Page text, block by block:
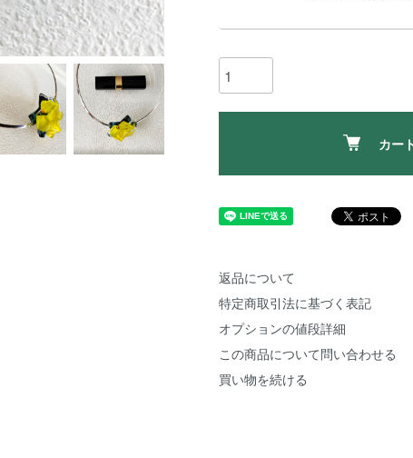
カー
返品について
特定商取引法に基づく表記
オプションの値段詳細
この商品について問い合わせる
買い物を続ける